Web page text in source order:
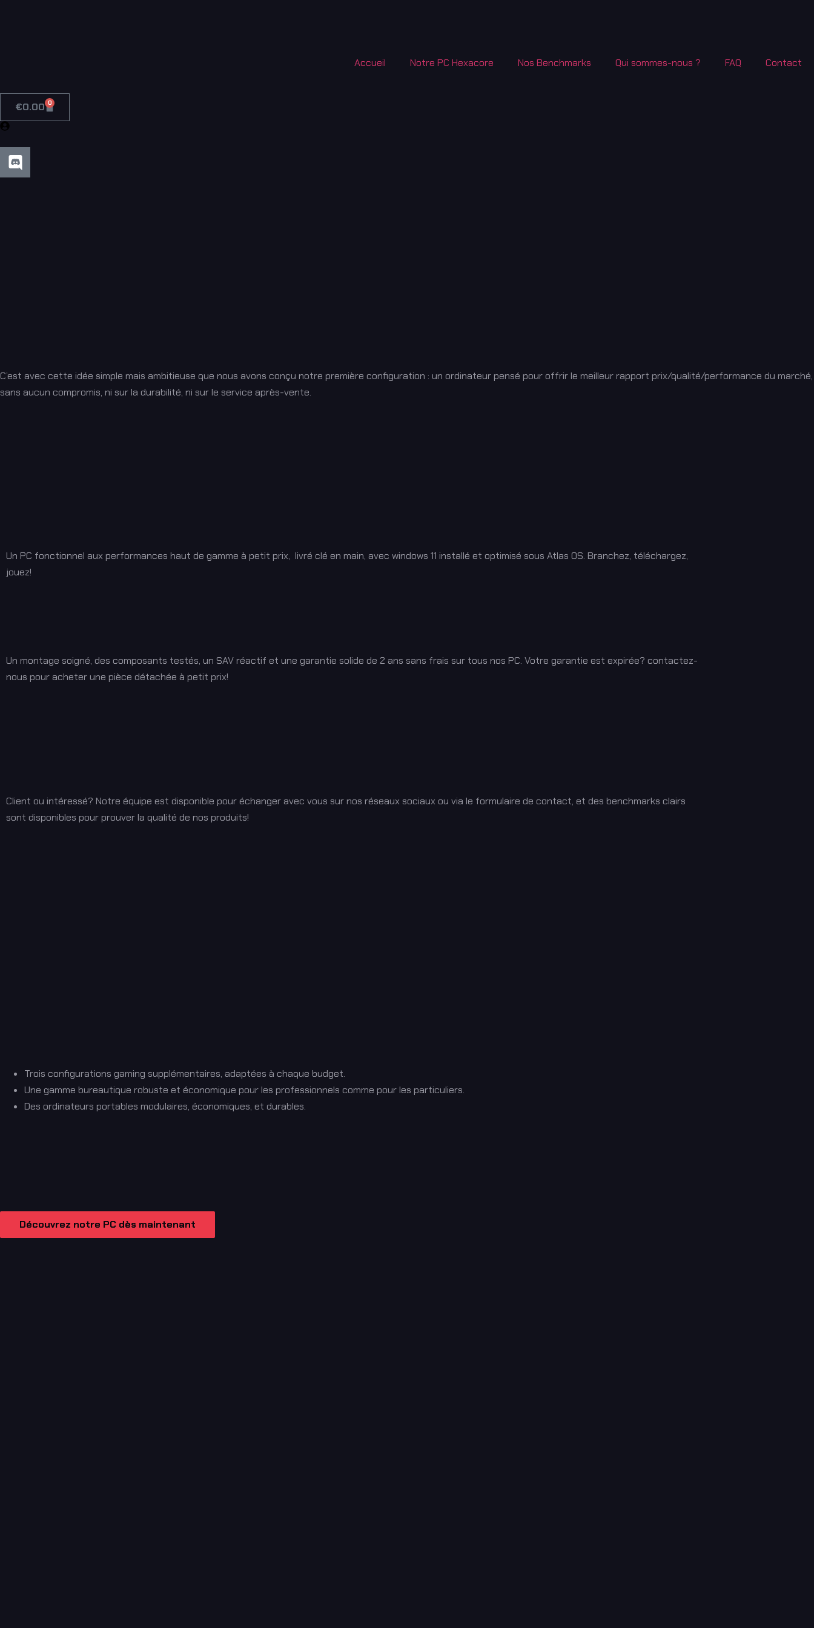
Accueil Notre PC Hexacore Nos Benchmarks Qui sommes-nous ? FAQ Contact
€0.00 0
C’est avec cette idée simple mais ambitieuse que nous avons conçu notre première configuration : un ordinateur pensé pour offrir le meilleur rapport prix/qualité/performance du marché,
sans aucun compromis, ni sur la durabilité, ni sur le service après-vente.
Un PC fonctionnel aux performances haut de gamme à petit prix, livré clé en main, avec windows 11 installé et optimisé sous Atlas OS. Branchez, téléchargez,
jouez!
Un montage soigné, des composants testés, un SAV réactif et une garantie solide de 2 ans sans frais sur tous nos PC. Votre garantie est expirée? contactez-
nous pour acheter une pièce détachée à petit prix!
Client ou intéressé? Notre équipe est disponible pour échanger avec vous sur nos réseaux sociaux ou via le formulaire de contact, et des benchmarks clairs
sont disponibles pour prouver la qualité de nos produits!
Trois configurations gaming supplémentaires, adaptées à chaque budget.
Une gamme bureautique robuste et économique pour les professionnels comme pour les particuliers.
Des ordinateurs portables modulaires, économiques, et durables.
Découvrez notre PC dès maintenant